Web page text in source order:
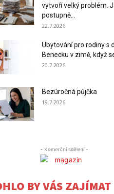
vytvoří velký problém.
postupně...
22.7.2026
Ubytování pro rodiny s
Benecku v zimě, když
20.7.2026
Bezúročná půjčka
19.7.2026
- Komerční sdělení -
BY VÁS ZAJÍMAT